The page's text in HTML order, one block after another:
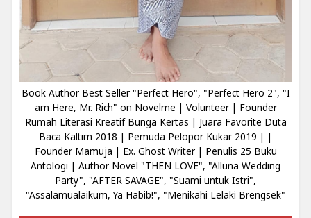
Book Author Best Seller "Perfect Hero", "Perfect Hero 2", "I
am Here, Mr. Rich" on Novelme | Volunteer | Founder
Rumah Literasi Kreatif Bunga Kertas | Juara Favorite Duta
Baca Kaltim 2018 | Pemuda Pelopor Kukar 2019 | |
Founder Mamuja | Ex. Ghost Writer | Penulis 25 Buku
Antologi | Author Novel "THEN LOVE", "Alluna Wedding
Party", "AFTER SAVAGE", "Suami untuk Istri",
"Assalamualaikum, Ya Habib!", "Menikahi Lelaki Brengsek"